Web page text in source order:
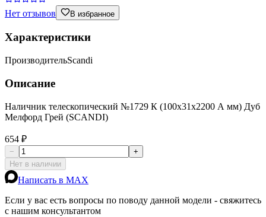
Нет отзывов В избранное
Характеристики
ПроизводительScandi
Описание
Наличник телескопический №1729 К (100х31х2200 А мм) Дуб
Мелфорд Грей (SCANDI)
654 ₽
−
+
Нет в наличии
Написать в MAX
Если у вас есть вопросы по поводу данной модели - свяжитесь
с нашим консультантом